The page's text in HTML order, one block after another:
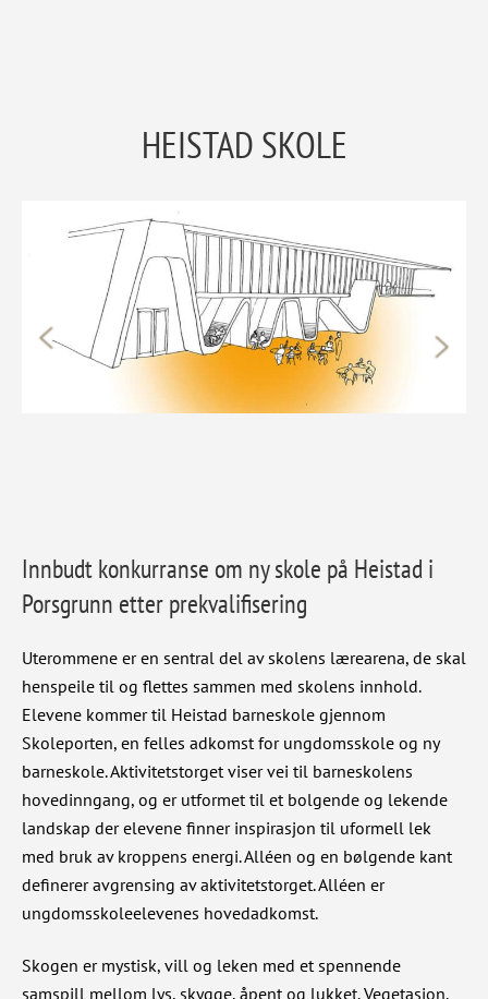
HEISTAD SKOLE
Innbudt konkurranse om ny skole på Heistad i
Porsgrunn etter prekvalifisering
Uterommene er en sentral del av skolens lærearena, de skal
henspeile til og flettes sammen med skolens innhold.
Elevene kommer til Heistad barneskole gjennom
Skoleporten, en felles adkomst for ungdomsskole og ny
barneskole. Aktivitetstorget viser vei til barneskolens
hovedinngang, og er utformet til et bolgende og lekende
landskap der elevene finner inspirasjon til uformell lek
med bruk av kroppens energi. Alléen og en bølgende kant
definerer avgrensing av aktivitetstorget. Alléen er
ungdomsskoleelevenes hovedadkomst.
Skogen er mystisk, vill og leken med et spennende
samspill mellom lys, skygge, åpent og lukket. Vegetasjon,